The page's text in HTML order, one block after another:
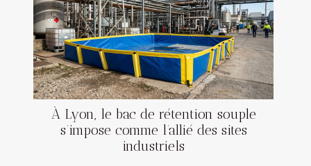
À Lyon, le bac de rétention souple
s’impose comme l’allié des sites
industriels